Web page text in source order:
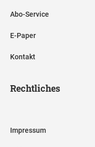
Abo-Service
E-Paper
Kontakt
Rechtliches
Impressum